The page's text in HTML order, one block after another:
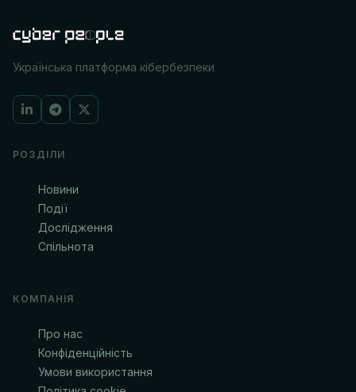
Українська платформа кібербезпеки
РОЗДІЛИ
Новини
Події
Дослідження
Спільнота
КОМПАНІЯ
Про нас
Конфіденційність
Умови використання